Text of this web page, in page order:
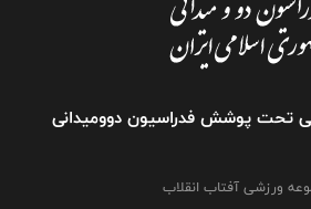
تحت پوشش فدراسیون دوومیدانی
ورزشی آفتاب انقلاب